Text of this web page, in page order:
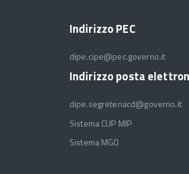
Indirizzo PEC
dipe.cipe@pec.governo.it
Indirizzo posta
dipe.segreteriacd@governo.it
Sistema CUP MIP
Sistema MGO